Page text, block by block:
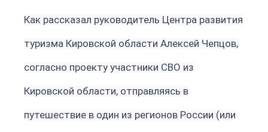
Как рассказал руководитель Центра развития
туризма Кировской области Алексей Чепцов,
согласно проекту участники СВО из
Кировской области, отправляясь в
путешествие в один из регионов России (или